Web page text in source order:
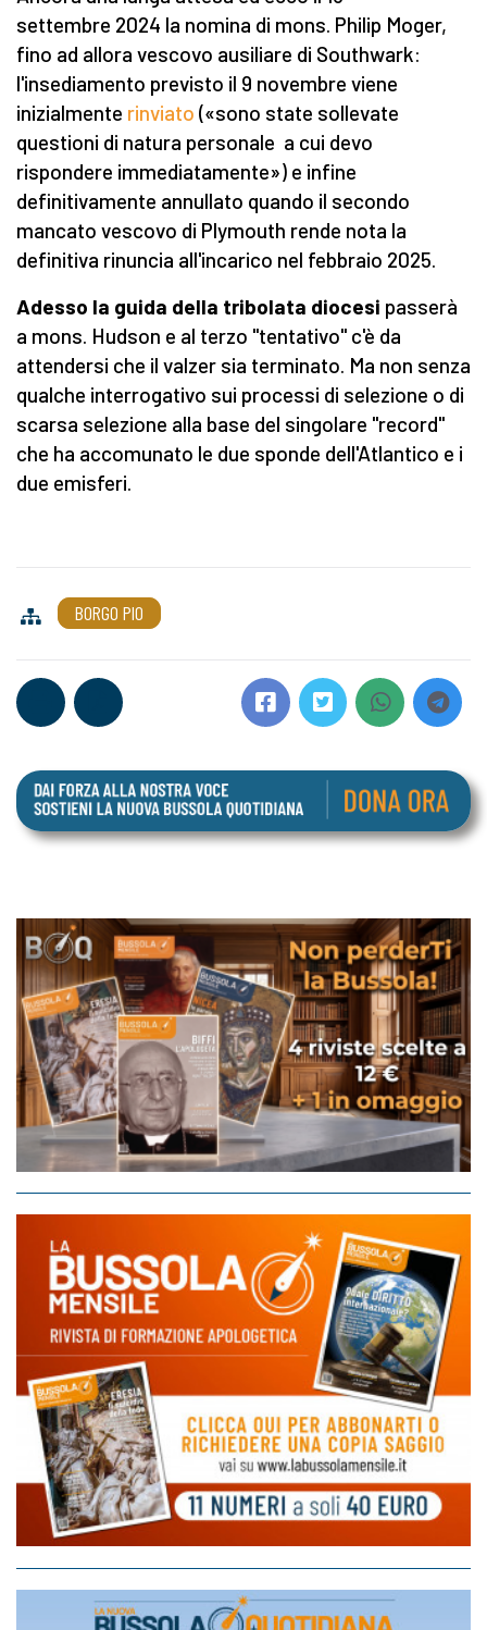
settembre 2024 la nomina di mons. Philip Moger,
fino ad allora vescovo ausiliare di Southwark:
l'insediamento previsto il 9 novembre viene
inizialmente rinviato («sono state sollevate
questioni di natura personale a cui devo
rispondere immediatamente») e infine
definitivamente annullato quando il secondo
mancato vescovo di Plymouth rende nota la
definitiva rinuncia all'incarico nel febbraio 2025.
Adesso la guida della tribolata diocesi passerà
a mons. Hudson e al terzo "tentativo" c'è da
attendersi che il valzer sia terminato. Ma non senza
qualche interrogativo sui processi di selezione o di
scarsa selezione alla base del singolare "record"
che ha accomunato le due sponde dell'Atlantico e i
due emisferi.
BORGO PIO